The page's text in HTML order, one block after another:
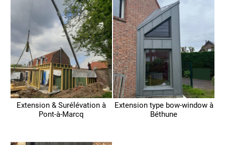
Extension & Surélévation à
Pont-à-Marcq
Extension type bow-window à
Béthune